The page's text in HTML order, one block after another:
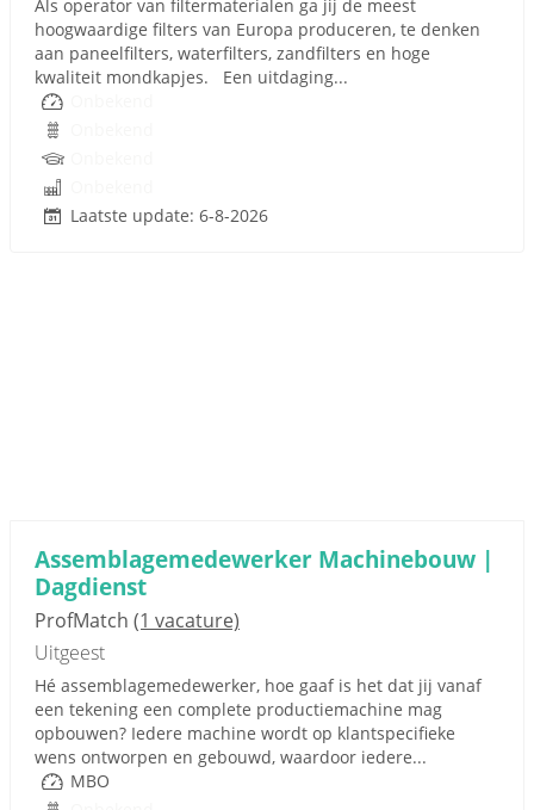
Als operator van filtermaterialen ga jij de meest
hoogwaardige filters van Europa produceren, te denken
aan paneelfilters, waterfilters, zandfilters en hoge
kwaliteit mondkapjes. Een uitdaging...
Laatste update: 6-8-2026
Assemblagemedewerker Machinebouw |
Dagdienst
ProfMatch (1 vacature)
Uitgeest
Hé assemblagemedewerker, hoe gaaf is het dat jij vanaf
een tekening een complete productiemachine mag
opbouwen? Iedere machine wordt op klantspecifieke
wens ontworpen en gebouwd, waardoor iedere...
MBO